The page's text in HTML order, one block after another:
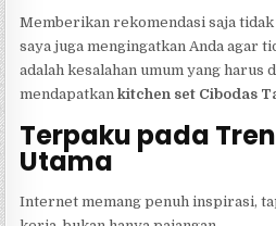
Memberikan rekomendasi saja tidak
saya juga mengingatkan Anda agar
adalah kesalahan umum yang harus
mendapatkankitchen set Cibodas
Terpaku pada
Utama
Internet memang penuh inspirasi,